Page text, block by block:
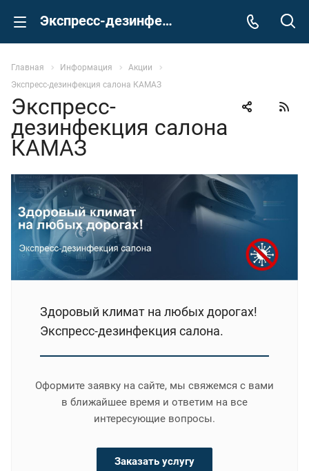
Экспресс-дезинфекция салона КАМАЗ
Главная Информация
Акции
Экспресс-дезинфекция салона КАМАЗ
Экспресс-
дезинфекция салона
КАМАЗ
Здоровый климат на любых дорогах!
Экспресс-дезинфекция салона.
Оформите заявку на сайте, мы свяжемся с вами
в ближайшее время и ответим на все
интересующие вопросы.
Заказать услугу